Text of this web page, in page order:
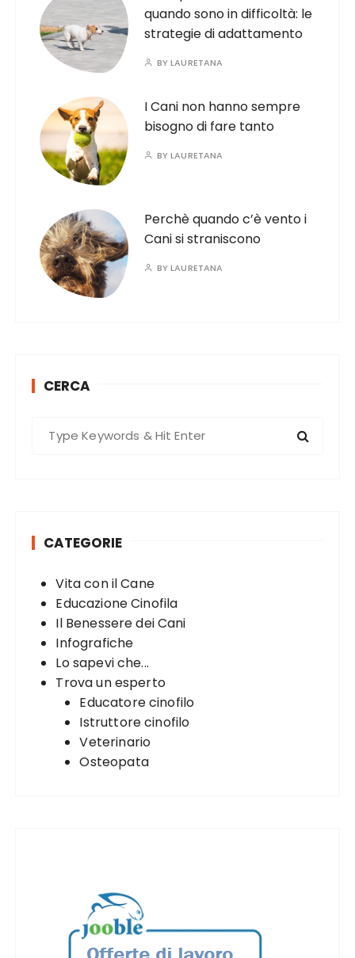
quando sono in difficoltà: le
strategie di adattamento
BYLAURETANA
I Cani non hanno sempre
bisogno di fare tanto
BYLAURETANA
Perchè quando c’è vento i
Cani si straniscono
BYLAURETANA
CERCA
CATEGORIE
Vita con il Cane
Educazione Cinofila
Il Benessere dei Cani
Infografiche
Lo sapevi che...
Trova un esperto
Educatore cinofilo
Istruttore cinofilo
Veterinario
Osteopata